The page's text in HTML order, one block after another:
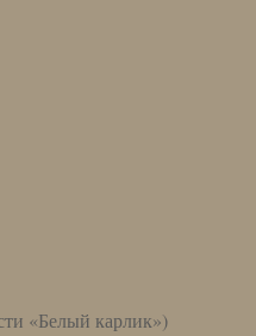
«Белый карлик»)